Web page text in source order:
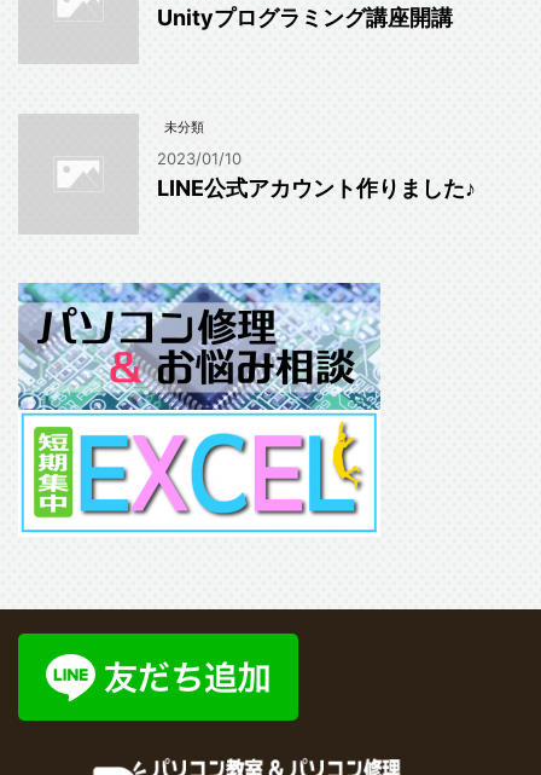
Unityプログラミング講座開講
未分類
2023/01/10
LINE公式アカウント作りました♪